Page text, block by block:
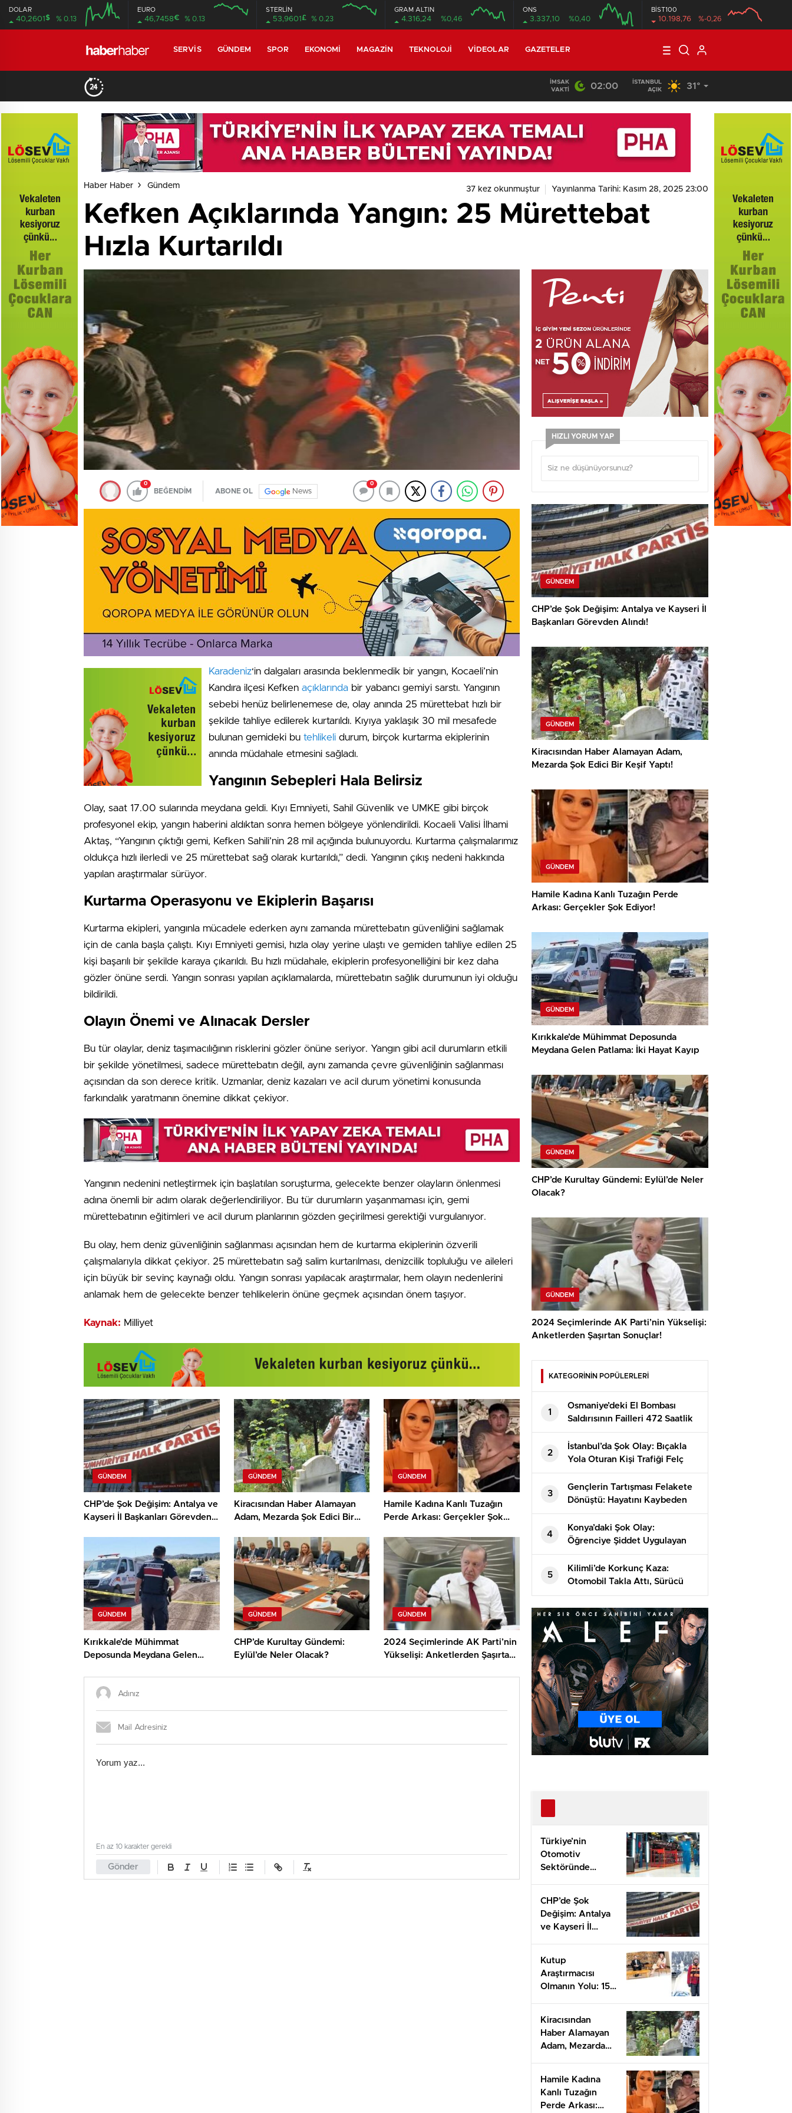
DOLAR
40,2601 $ % 0.13
EURO
46,7458€ % 0.13
STERLİN
53,9601 £ % 0.23
GRAM ALTIN
4.316,24 %0,46
ONS
3.337,10 %0,40
BİST100
10.198,76 %-0,26
SERVIS GÜNDEM SPOR EKONOMI MAGAZIN TEKNOLOJI VIDEOLAR GAZETELER
İMSAK
VAKTI
02:00
İSTANBUL
AÇIK
31°
Haber Haber Gündem 37 kez okunmuştur Yayınlanma Tarihi: Kasım 28, 2025 23:00
Kefken Açıklarında Yangın: 25 Mürettebat
Hızla Kurtarıldı
0
BEĞENDİM ABONE OL News
0
Karadeniz‘in dalgaları arasında beklenmedik bir yangın, Kocaeli’nin
Kandıra ilçesi Kefken açıklarında bir yabancı gemiyi sarstı. Yangının
sebebi henüz belirlenemese de, olay anında 25 mürettebat hızlı bir
şekilde tahliye edilerek kurtarıldı. Kıyıya yaklaşık 30 mil mesafede
bulunan gemideki bu tehlikeli durum, birçok kurtarma ekiplerinin
anında müdahale etmesini sağladı.
Yangının Sebepleri Hala Belirsiz
Olay, saat 17.00 sularında meydana geldi. Kıyı Emniyeti, Sahil Güvenlik ve UMKE gibi birçok
profesyonel ekip, yangın haberini aldıktan sonra hemen bölgeye yönlendirildi. Kocaeli Valisi İlhami
Aktaş, “Yangının çıktığı gemi, Kefken Sahili’nin 28 mil açığında bulunuyordu. Kurtarma çalışmalarımız
oldukça hızlı ilerledi ve 25 mürettebat sağ olarak kurtarıldı,” dedi. Yangının çıkış nedeni hakkında
yapılan araştırmalar sürüyor.
Kurtarma Operasyonu ve Ekiplerin Başarısı
Kurtarma ekipleri, yangınla mücadele ederken aynı zamanda mürettebatın güvenliğini sağlamak
için de canla başla çalıştı. Kıyı Emniyeti gemisi, hızla olay yerine ulaştı ve gemiden tahliye edilen 25
kişi başarılı bir şekilde karaya çıkarıldı. Bu hızlı müdahale, ekiplerin profesyonelliğini bir kez daha
gözler önüne serdi. Yangın sonrası yapılan açıklamalarda, mürettebatın sağlık durumunun iyi olduğu
bildirildi.
Olayın Önemi ve Alınacak Dersler
Bu tür olaylar, deniz taşımacılığının risklerini gözler önüne seriyor. Yangın gibi acil durumların etkili
bir şekilde yönetilmesi, sadece mürettebatın değil, aynı zamanda çevre güvenliğinin sağlanması
açısından da son derece kritik. Uzmanlar, deniz kazaları ve acil durum yönetimi konusunda
farkındalık yaratmanın önemine dikkat çekiyor.
Yangının nedenini netleştirmek için başlatılan soruşturma, gelecekte benzer olayların önlenmesi
adına önemli bir adım olarak değerlendiriliyor. Bu tür durumların yaşanmaması için, gemi
mürettebatının eğitimleri ve acil durum planlarının gözden geçirilmesi gerektiği vurgulanıyor.
Bu olay, hem deniz güvenliğinin sağlanması açısından hem de kurtarma ekiplerinin özverili
çalışmalarıyla dikkat çekiyor. 25 mürettebatın sağ salim kurtarılması, denizcilik topluluğu ve aileleri
için büyük bir sevinç kaynağı oldu. Yangın sonrası yapılacak araştırmalar, hem olayın nedenlerini
anlamak hem de gelecekte benzer tehlikelerin önüne geçmek açısından önem taşıyor.
Kaynak: Milliyet
GÜNDEM
CHP’de Şok Değişim: Antalya ve
Kayseri İl Başkanları Görevden
GÜNDEM
Kiracısından Haber Alamayan
Adam, Mezarda Şok Edici Bir
GÜNDEM
Hamile Kadına Kanlı Tuzağın
Perde Arkası: Gerçekler Şok
GÜNDEM
Kırıkkale’de Mühimmat
Deposunda Meydana Gelen
GÜNDEM
CHP’de Kurultay Gündemi:
Eylül’de Neler Olacak?
GÜNDEM
2024 Seçimlerinde AK Parti’nin
Yükselişi: Anketlerden Şaşırtan
Gönder
En az 10 karakter gerekli
HIZLI YORUM YAP
GÜNDEM
CHP’de Şok Değişim: Antalya ve Kayseri İl
Başkanları Görevden Alındı!
GÜNDEM
Kiracısından Haber Alamayan Adam,
Mezarda Şok Edici Bir Keşif Yaptı!
GÜNDEM
Hamile Kadına Kanlı Tuzağın Perde
Arkası: Gerçekler Şok Ediyor!
GÜNDEM
Kırıkkale’de Mühimmat Deposunda
Meydana Gelen Patlama: İki Hayat Kayıp
GÜNDEM
CHP’de Kurultay Gündemi: Eylül’de Neler
Olacak?
GÜNDEM
2024 Seçimlerinde AK Parti’nin Yükselişi:
Anketlerden Şaşırtan Sonuçlar!
KATEGORİNİN POPÜLERLERİ
1
Osmaniye’deki El Bombası
Saldırısının Failleri 472 Saatlik
Kamera İncelemesiyle
Yakalandı!
2
İstanbul’da Şok Olay: Bıçakla
Yola Oturan Kişi Trafiği Felç
Etti!
3
Gençlerin Tartışması Felakete
Dönüştü: Hayatını Kaybeden
Alperen’in Dramı
4
Konya’daki Şok Olay:
Öğrenciye Şiddet Uygulayan
Görevli Tutuklandı!
5
Kilimli’de Korkunç Kaza:
Otomobil Takla Attı, Sürücü
Ağır Yaralı
Türkiye’nin
Otomotiv
Sektöründe
Fonda Yeni
Dönem
CHP’de Şok
Değişim: Antalya
ve Kayseri İl
Kutup
Araştırmacısı
Olmanın Yolu: 15
Kiracısından
Haber Alamayan
Adam, Mezarda
Hamile Kadına
Kanlı Tuzağın
Perde Arkası: